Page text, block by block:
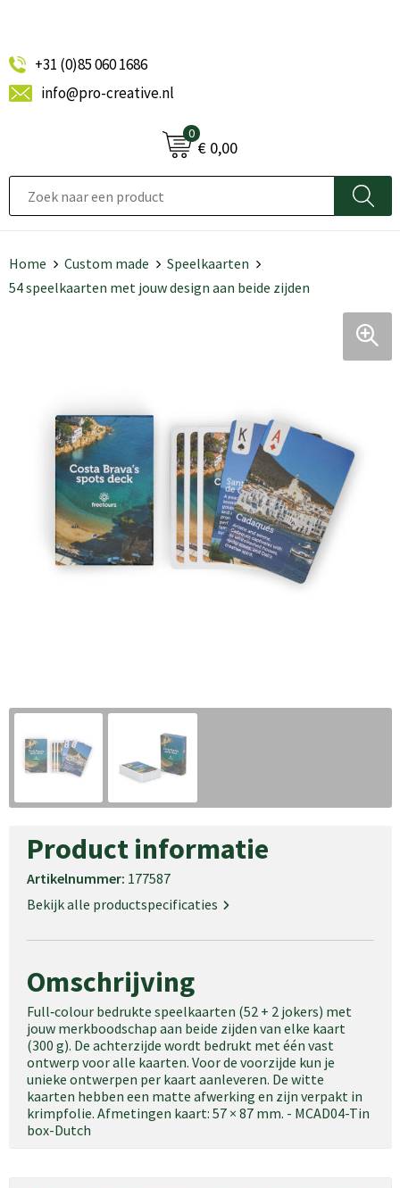
+31 (0)85 060 1686
info@pro-creative.nl
0
€ 0,00
Home Custom made
Speelkaarten
54 speelkaarten met jouw design aan beide zijden
Product informatie
Artikelnummer: 177587
Bekijk alle productspecificaties
Omschrijving
Full‑colour bedrukte speelkaarten (52 + 2 jokers) met
jouw merkboodschap aan beide zijden van elke kaart
(300 g). De achterzijde wordt bedrukt met één vast
ontwerp voor alle kaarten. Voor de voorzijde kun je
unieke ontwerpen per kaart aanleveren. De witte
kaarten hebben een matte afwerking en zijn verpakt in
krimpfolie. Afmetingen kaart: 57 × 87 mm. - MCAD04-Tin
box-Dutch